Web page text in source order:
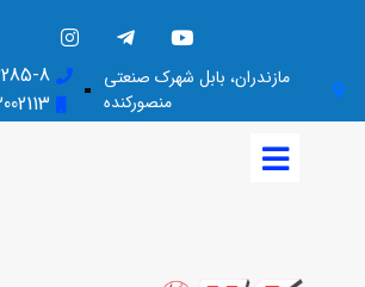
مازندران، بابل شهرک صنعتی
منصورکنده
8